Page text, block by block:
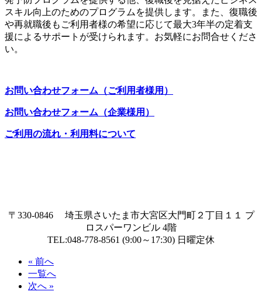
スキル向上のためのプログラムを提供します。また、復職後
や再就職後もご利用者様の希望に応じて最大3年半の定着支
援によるサポートが受けられます。お気軽にお問合せくださ
い。
お問い合わせフォーム（ご利用者様用）
お問い合わせフォーム（企業様用）
ご利用の流れ・利用料について
〒330-0846 埼玉県さいたま市大宮区大門町２丁目１１ プ
ロスパーワンビル 4階
TEL:048-778-8561 (9:00～17:30) 日曜定休
« 前へ
一覧へ
次へ »